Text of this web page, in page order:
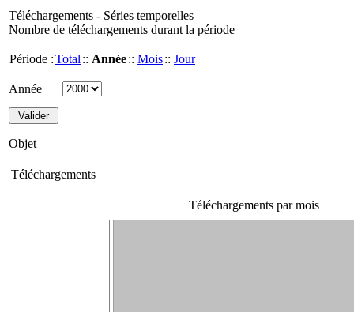
Téléchargements - Séries temporelles
Nombre de téléchargements durant la période
Période :Total :: Année:: Mois:: Jour
Année
Objet
Téléchargements
Téléchargements par mois